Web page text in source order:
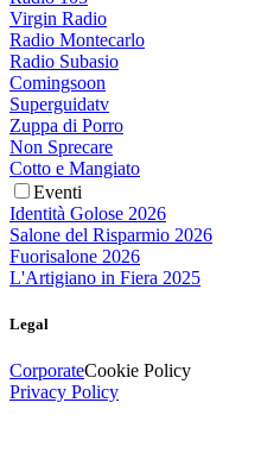
Virgin Radio
Radio Montecarlo
Radio Subasio
Comingsoon
Superguidatv
Zuppa di Porro
Non Sprecare
Cotto e Mangiato
Eventi
Identità Golose 2026
Salone del Risparmio 2026
Fuorisalone 2026
L'Artigiano in Fiera 2025
Legal
CorporateCookie Policy
Privacy Policy